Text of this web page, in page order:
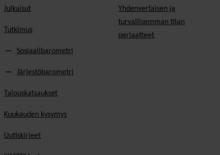
Julkaisut
Tutkimus
Sosiaalibarometri
Järjestöbarometri
Talouskatsaukset
Kuukauden kysymys
Uutiskirjeet
Yhdenvertaisen ja
turvallisemman tilan
periaatteet